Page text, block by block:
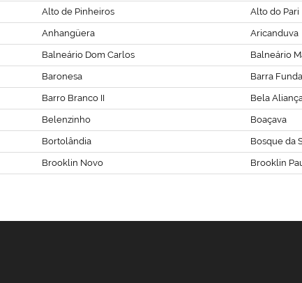
Alto de Pinheiros Alto do Pari
Anhangüera Aricanduva
Balneário Dom Carlos Balneário
Baronesa Barra Funda
Barro Branco II Bela
Belenzinho Boaçava
Bortolândia Bosque da
Brooklin Novo Brooklin